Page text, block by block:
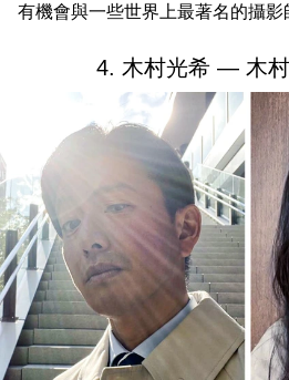
有機會與一些世界上最著名的攝影
4. 木村光希 — 木